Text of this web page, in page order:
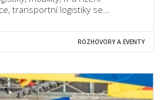
transportní logistiky se…
ROZHOVORY A EVENTY